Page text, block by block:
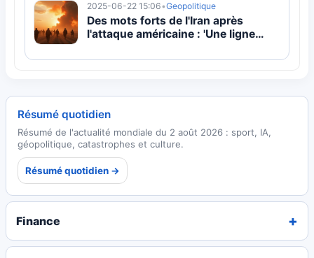
2025-06-22 15:06•Geopolitique
Des mots forts de l'Iran après
l'attaque américaine : 'Une ligne
Résumé quotidien
Résumé de l'actualité mondiale du 2 août 2026 : sport, IA,
géopolitique, catastrophes et culture.
Résumé quotidien →
Finance